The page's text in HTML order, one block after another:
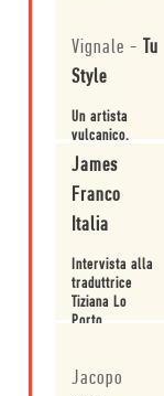
da se stessi e
puntare al
cuore di tutti.»
Vignale - Tu
Style
Un artista
vulcanico.
James
Franco
Italia
Intervista alla
traduttrice
Tiziana Lo
Porto.
Jacopo